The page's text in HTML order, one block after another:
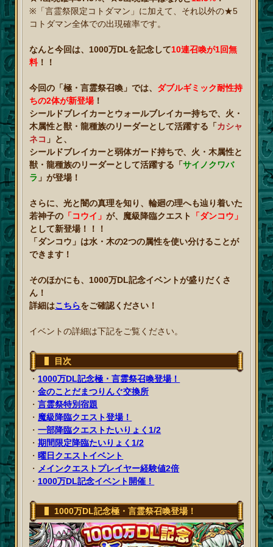
※「言霊祭限定コトダマン」に加えて、それ以外の★5
コトダマン全体での出現確率です。
なんと今回は、1000万DLを記念して10連召喚が1回無
料 ！！
今回の「極・言霊祭召喚」では、 ダブルギミック耐性持
ちの2体が新登場！
シールドブレイカーとウォールブレイカー持ちで、火・
木属性と獣・龍種族のリーダーとして活躍する「カシャ
ネコ 」と、
シールドブレイカーと弱体ガード持ちで、火・木属性と
獣・龍種族のリーダーとして活躍する「サイノクワバ
ラ 」が登場！
さらに、光と闇の真理を知り、輪廻の理へも辿り着いた
若神子の 「コウイ」が、魔級降臨クエスト
「ダンコウ」
として新登場！！！
「ダンコウ」は水・木の2つの属性を使い分けることが
できます！
そのほかにも、1000万DL記念イベントが盛りだくさ
ん！
詳細はこちらをご確認ください！
イベントの詳細は下記をご覧ください。
目次
・ 1000万DL記念極・言霊祭召喚登場！
・金のことだまつりんぐ交換所
・言霊祭特別宿題
・ 魔級降臨クエスト登場！
・一部降臨クエストたいりょく1/2
・期間限定降臨たいりょく1/2
・曜日クエストイベント
・ メインクエストプレイヤー経験値2倍
・ 1000万DL記念イベント開催！
1000万DL記念極・言霊祭召喚登場！